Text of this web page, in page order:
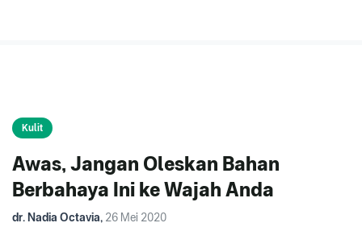
Kulit
Awas, Jangan Oleskan Bahan
Berbahaya Ini ke Wajah Anda
dr. Nadia Octavia, 26 Mei 2020